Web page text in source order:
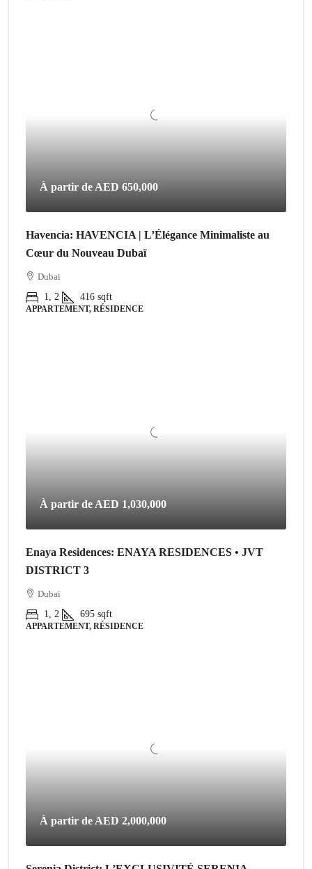
À partir de AED 650,000
Havencia: HAVENCIA | L’Élégance Minimaliste au
Cœur du Nouveau Dubaï
Dubai
1, 2
416 sqft
APPARTEMENT, RÉSIDENCE
À partir de AED 1,030,000
Enaya Residences: ENAYA RESIDENCES • JVT
DISTRICT 3
Dubai
1, 2
695 sqft
APPARTEMENT, RÉSIDENCE
À partir de AED 2,000,000